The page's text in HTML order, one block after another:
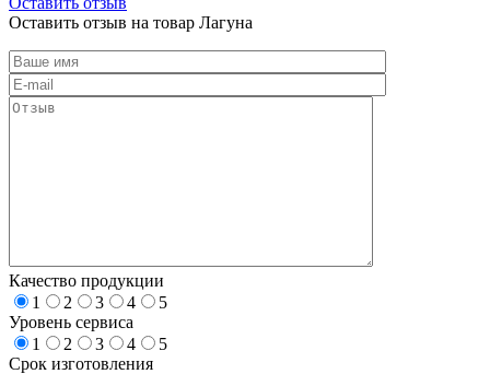
Оставить отзыв на товар Лагуна
Качество продукции
1
2 3 4
5
Уровень сервиса
1
2 3 4
5
Срок изготовления